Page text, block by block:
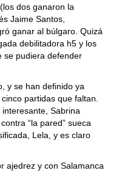
dos ganaron la
Jaime Santos,
ganar al búlgaro. Quizá
debilitadora h5 y los
se pudiera defender
y se han definido ya
partidas que faltan.
Sabrina
“la pared” sueca
Lela, y es claro
ajedrez y con Salamanca